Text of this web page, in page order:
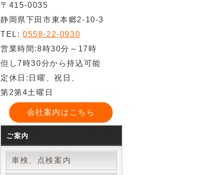
〒415-0035
静岡県下田市東本郷2-10-3
TEL: 0558-22-0930
営業時間:8時30分～17時
但し7時30分から持込可能
定休日:日曜、祝日、
第2第4土曜日
会社案内はこちら
ご案内
車検、点検案内